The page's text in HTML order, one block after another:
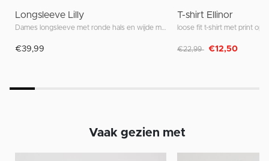
Longsleeve Lilly
€39,99
T-shirt Ellinor
loose fit t-shirt met print op
Afgeprijsd van
€22,99 naar
€12,50
Vaak gezien met